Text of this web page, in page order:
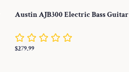
Austin AJB300 Electric Bass Guitar
Normaler
$279.99